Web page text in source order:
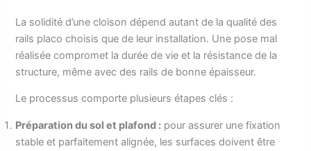
La solidité d’une cloison dépend autant de la qualité des
rails placo choisis que de leur installation. Une pose mal
réalisée compromet la durée de vie et la résistance de la
structure, même avec des rails de bonne épaisseur.
Le processus comporte plusieurs étapes clés :
Préparation du sol et plafond : pour assurer une fixation
stable et parfaitement alignée, les surfaces doivent être